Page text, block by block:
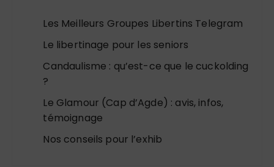
Les Meilleurs Groupes Libertins Telegram
Le libertinage pour les seniors
Candaulisme : qu’est-ce que le cuckolding
?
Le Glamour (Cap d’Agde) : avis, infos,
témoignage
Nos conseils pour l’exhib